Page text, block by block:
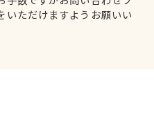
いただけますようお願いい